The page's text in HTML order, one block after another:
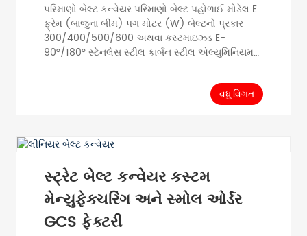
પરિમાણો બેલ્ટ કન્વેયર પરિમાણો બેલ્ટ પહોળાઈ મોડેલ E
ફ્રેમ (બાજુના બીમ) પગ મોટર (W) બેલ્ટનો પ્રકાર
300/400/500/600 અથવા કસ્ટમાઇઝ્ડ E-
90°/180° સ્ટેનલેસ સ્ટીલ કાર્બન સ્ટીલ એલ્યુમિનિયમ
એલોય 120-400 અથવા કસ્ટમાઇઝ્ડ PVC PU
વસ્ત્રો-પ્રતિરોધક રબર ટર્નર એસેમ્બલી લાઇન પર લાગુ
ખોરાક ઉત્પાદન એપ્લિકેશન અત્યંત લાગુ અને
ઓટો ભાગો | દૈનિક ઉપયોગની ચીજો ફાર્માસ્યુટિકલ
વધુ વિગત
સ્ટ્રેટ બેલ્ટ કન્વેયર કસ્ટમ
મેન્યુફેક્ચરિંગ અને સ્મોલ ઓર્ડર
GCS ફેક્ટરી